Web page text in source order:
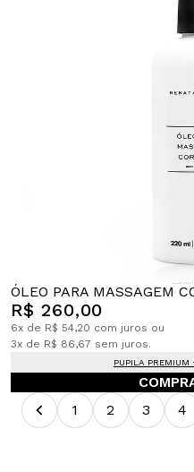
ÓLEO PARA MASSAGEM
R$ 260,00
6x de R$ 54,20 com juros ou
3x de R$ 86,67 sem juros.
PUPILA PREMIUM
1
2 3 4